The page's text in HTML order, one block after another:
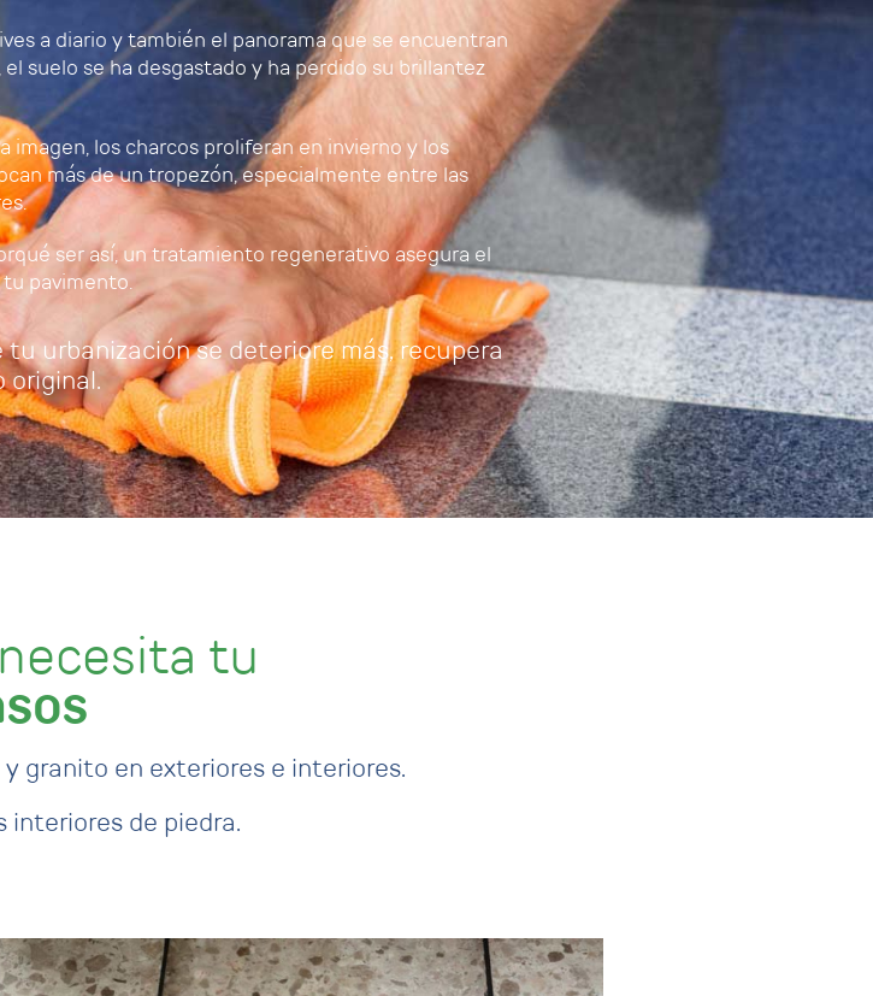
a diario y también el panorama que se encuentran
el suelo se ha desgastado y ha perdido su brillantez
imagen, los charcos proliferan en invierno y los
más de un tropezón, especialmente entre las
ser así, un tratamiento regenerativo asegura el
pavimento.
tu urbanización se deteriore más, recupera
original.
tu
granito en exteriores e interiores.
interiores de piedra.